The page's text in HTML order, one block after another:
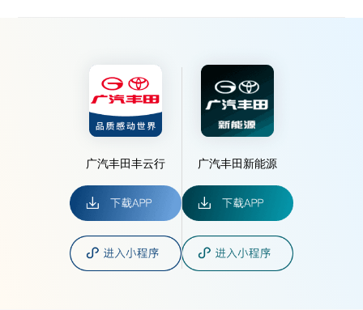
广汽丰田丰云行 广汽丰田新能源